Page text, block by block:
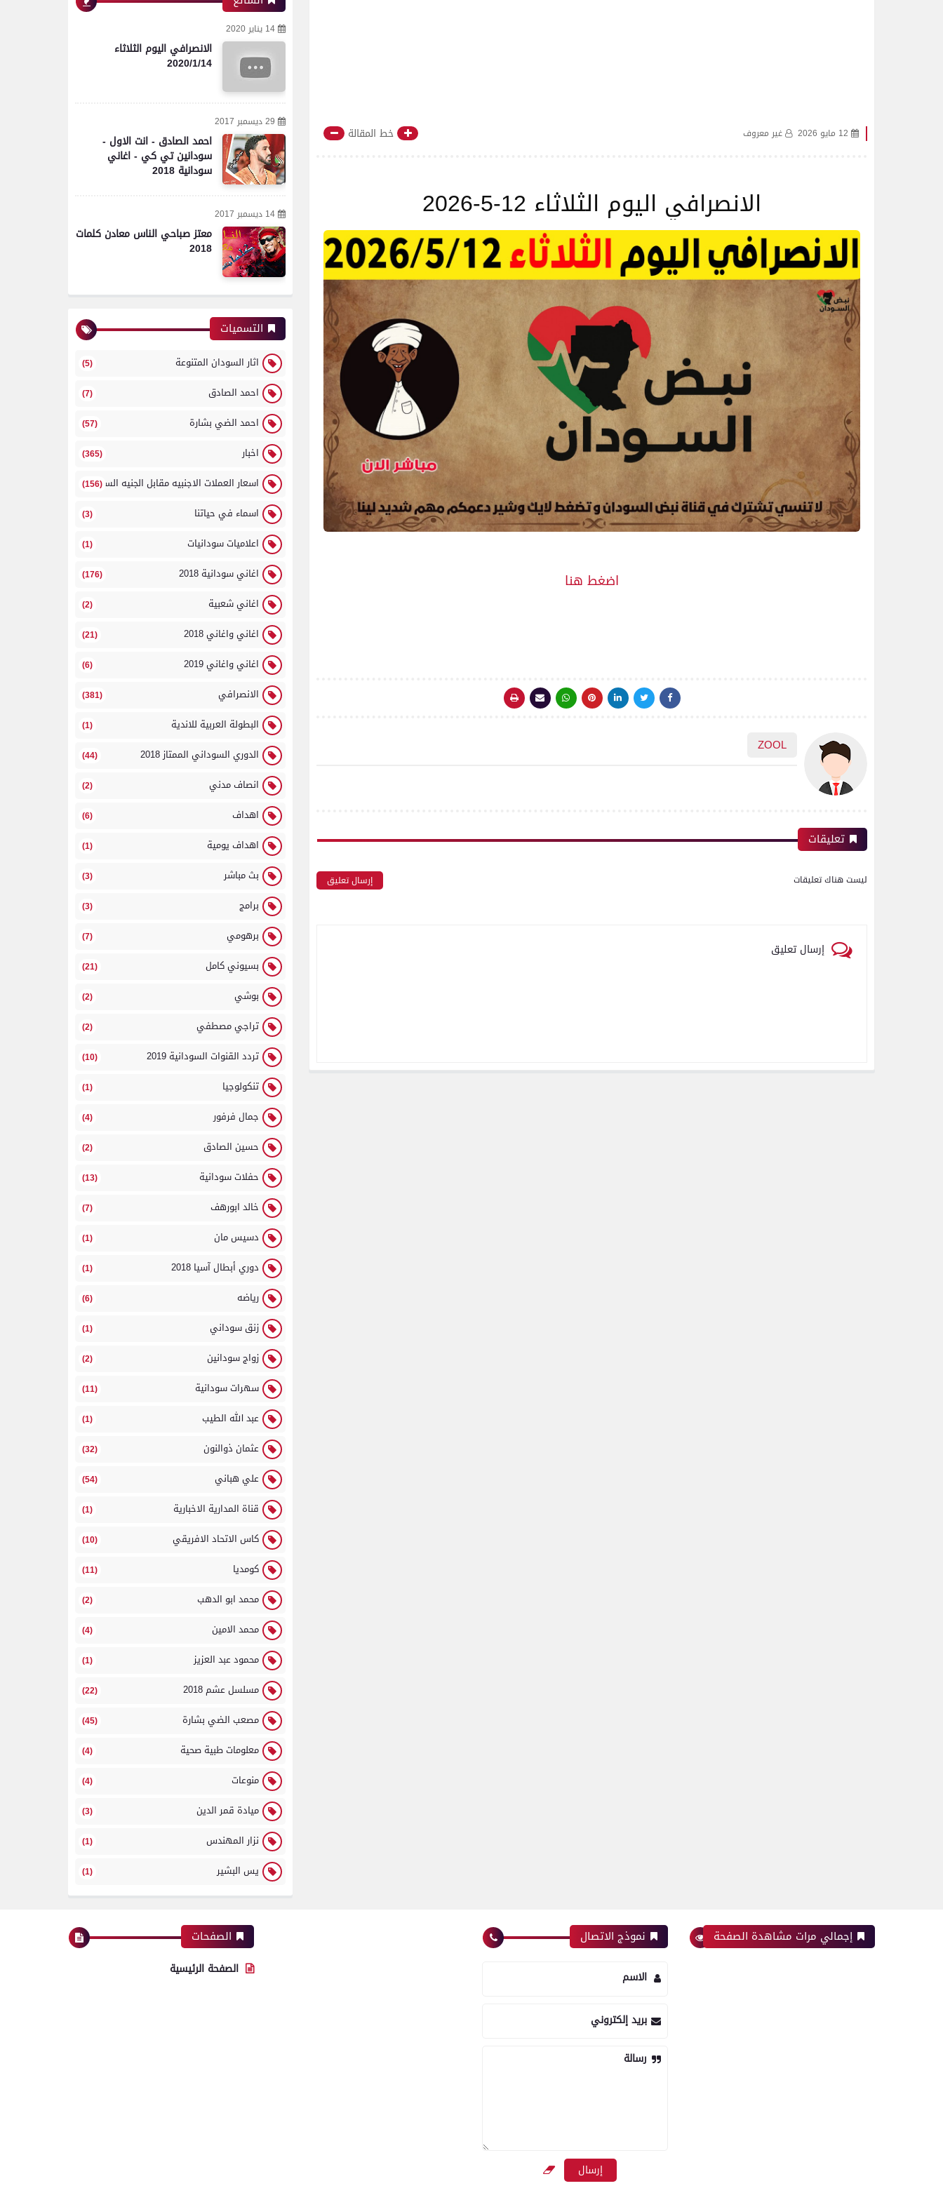
12 مايو 2026 غير معروف خط المقالة
الانصرافي اليوم الثلاثاء 12-5-2026
اضغط هنا
ZOOL
تعليقات
ليست هناك تعليقات إرسال تعليق
إرسال تعليق
14 يناير 2020
الانصرافي اليوم الثلاثاء
2020/1/14
29 ديسمبر 2017
احمد الصادق - انت الاول -
سودانين تي كي - اغاني
سودانية 2018
14 ديسمبر 2017
معتز صباحي الناس معادن كلمات
2018
التسميات
اثار السودان المتنوعة (5)
احمد الصادق (7)
احمد الضي بشارة (57)
اخبار (365)
اسعار العملات الاجنبيه مقابل الجنيه السوداني
(156)
اسماء في حياتنا (3)
اعلاميات سودانيات (1)
اغاني سودانية 2018 (176)
اغاني شعبية (2)
اغاني واغاني 2018 (21)
اغاني واغاني 2019 (6)
الانصرافي (381)
البطولة العربية للاندية (1)
الدوري السوداني الممتاز 2018 (44)
انصاف مدني (2)
اهداف (6)
اهداف يومية (1)
بث مباشر (3)
برامج (3)
برهومي (7)
بسيوني كامل (21)
بوشي (2)
تراجي مصطفي (2)
تردد القنوات السودانية 2019 (10)
تنكولوجيا (1)
جمال فرفور (4)
حسين الصادق (2)
حفلات سودانية (13)
خالد ابورهف (7)
دسيس مان (1)
دوري أبطال آسيا 2018 (1)
رياضه (6)
زنق سوداني (1)
زواج سودانين (2)
سهرات سودانية (11)
عبد الله الطيب (1)
عثمان ذوالنون (32)
علي هباني (54)
قناة المدارية الاخبارية (1)
كاس الاتحاد الافريقي (10)
كومديا (11)
محمد ابو الدهب (2)
محمد الامين (4)
محمود عبد العزيز (1)
مسلسل عشم 2018 (22)
مصعب الضي بشارة (45)
معلومات طبية صحية (4)
منوعات (4)
ميادة قمر الدين (3)
نزار المهندس (1)
يس البشير (1)
إجمالي مرات مشاهدة الصفحة نموذج الاتصال
الاسم
بريد إلكتروني
رسالة
الصفحات
الصفحة الرئيسية